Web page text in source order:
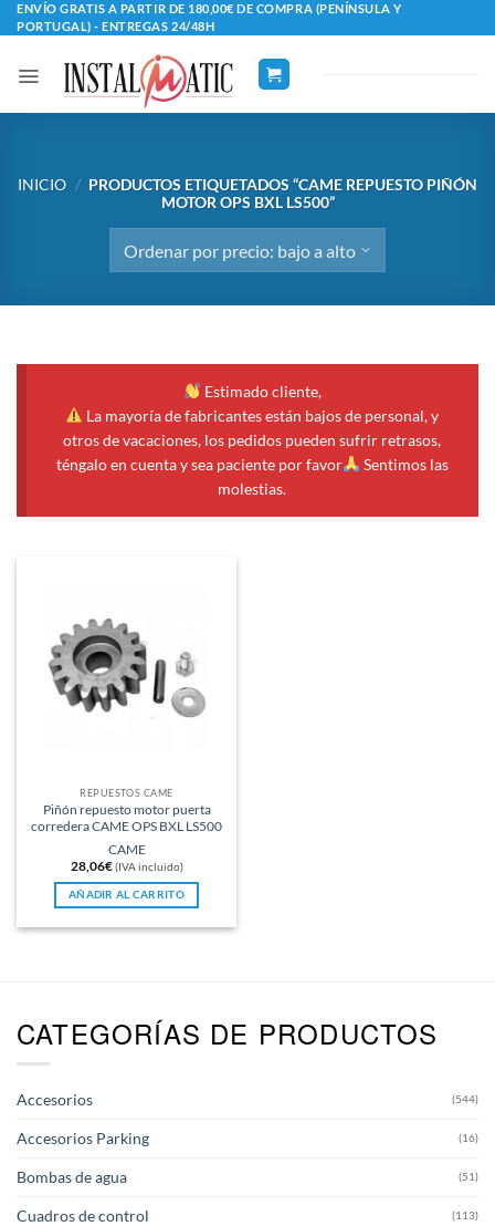
Saltar
al
contenido
ENVÍO GRATIS A PARTIR DE 180,00€ DE COMPRA (PENÍNSULA Y
PORTUGAL) - ENTREGAS 24/48H
INICIO / PRODUCTOS ETIQUETADOS “CAME REPUESTO PIÑÓN
MOTOR OPS BXL LS500”
Estimado cliente,
La mayoría de fabricantes están bajos de personal, y
otros de vacaciones, los pedidos pueden sufrir retrasos,
téngalo en cuenta y sea paciente por favor
Sentimos las
molestias.
REPUESTOS CAME
Piñón repuesto motor puerta
corredera CAME OPS BXL LS500
CAME
28,06€ (IVA incluido)
AÑADIR AL CARRITO
CATEGORÍAS DE PRODUCTOS
Accesorios (544)
Accesorios Parking (16)
Bombas de agua (51)
Cuadros de control (113)